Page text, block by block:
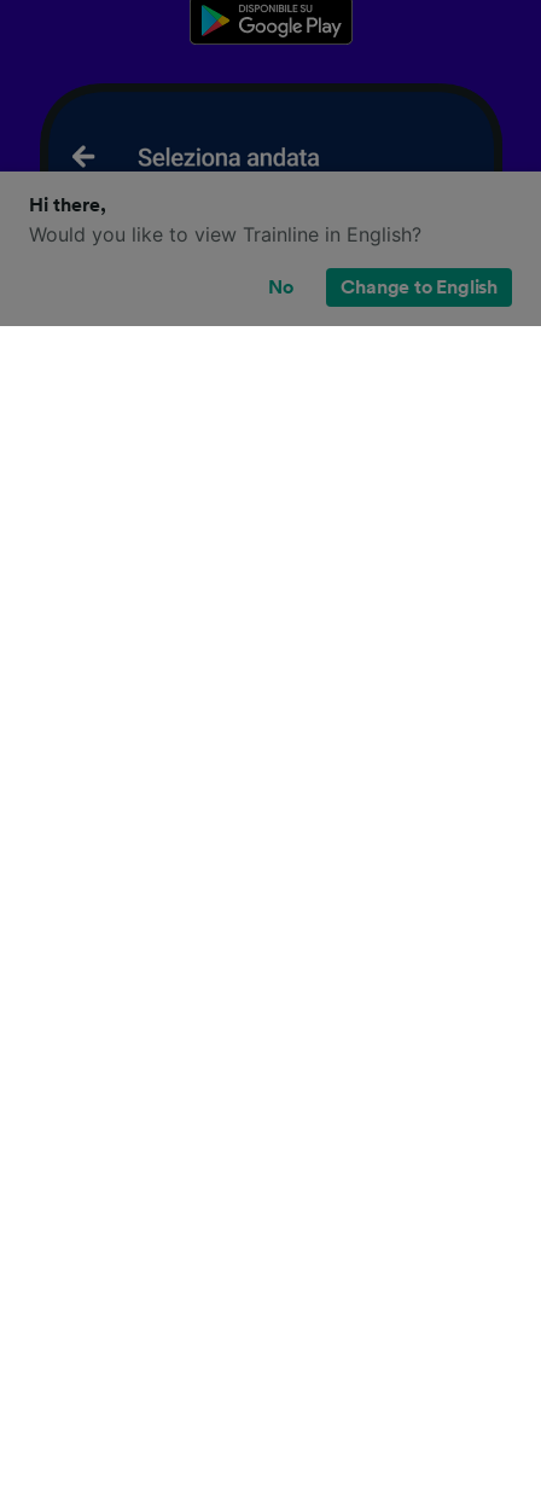
Hi there,
Would you like to view Trainline in English?
No Change to English